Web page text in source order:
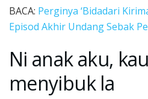
BACA: Perginya ‘Bidadari
Episod Akhir Undang Sebak
Ni anak aku,
menyibuk la